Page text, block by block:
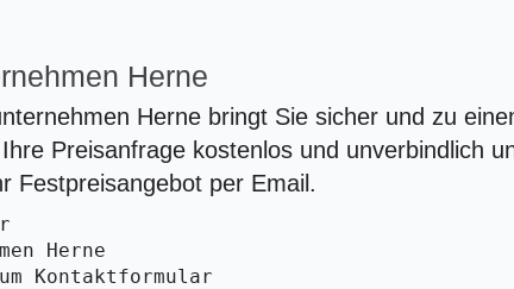
Herne
Herne bringt Sie sicher und zu
Preisanfrage kostenlos und unverbindlich
Festpreisangebot per Email.
Herne
Kontaktformular